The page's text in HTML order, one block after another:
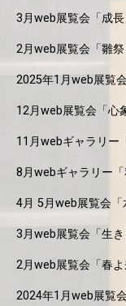
3月web展覧会「成長
2月web展覧会「雛祭
2025年1月web展覧
12月web展覧会「心
11月webギャラリー
8月webギャラリー
4月 5月web展覧会「
3月web展覧会「生き
2月web展覧会「春よ
2024年1月web展覧